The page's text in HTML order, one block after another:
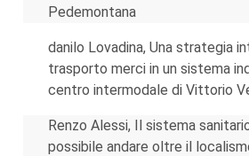
Pedemontana
danilo Lovadina, Una strategia
trasporto merci in un sistema
centro intermodale di Vittorio
Renzo Alessi, Il sistema
possibile andare oltre il